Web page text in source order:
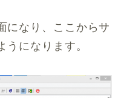
になり、ここからサ
うになります。